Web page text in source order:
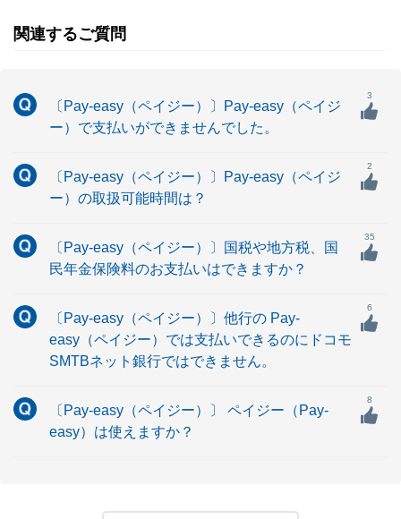
関連するご質問
〔Pay-easy（ペイジー）〕Pay-easy（ペイジ
ー）で支払いができませんでした。
3
〔Pay-easy（ペイジー）〕Pay-easy（ペイジ
ー）の取扱可能時間は？
2
〔Pay-easy（ペイジー）〕国税や地方税、国
民年金保険料のお支払いはできますか？
35
〔Pay-easy（ペイジー）〕他行の Pay-
easy（ペイジー）では支払いできるのにドコモ
SMTBネット銀行ではできません。
6
〔Pay-easy（ペイジー）〕 ペイジー（Pay-
easy）は使えますか？
8